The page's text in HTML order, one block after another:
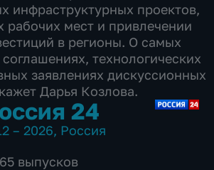
инфраструктурных проектов,
рабочих мест и привлечении
в регионы. О самых
технологических
заявлениях дискуссионных
Дарья Козлова.
24
– 2026, Россия
выпусков